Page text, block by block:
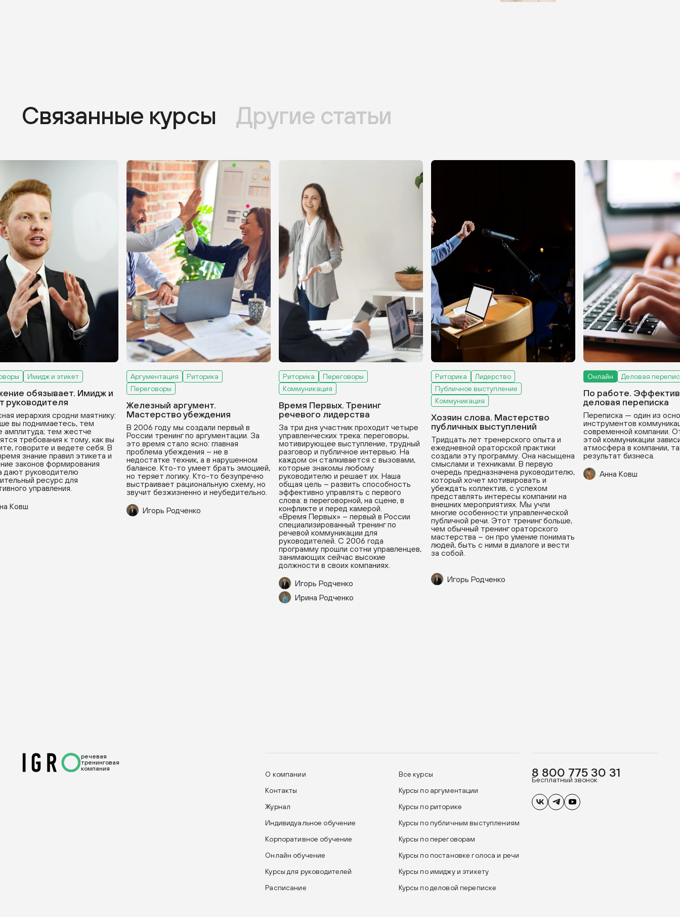
Связанные курсы Другие статьи
Имидж и этикет
обязывает. Имидж и
руководителя
иерархия сродни маятнику:
вы поднимаетесь, тем
амплитуда; тем жестче
требования к тому, как вы
говорите и ведете себя. В
знание правил этикета и
законов формирования
дают руководителю
ресурс для
управления.
Ковш
Аргументация
Риторика
Переговоры
Железный аргумент.
Мастерство убеждения
В 2006 году мы создали первый в
России тренинг по аргументации. За
это время стало ясно: главная
проблема убеждения – не в
недостатке техник, а в нарушенном
балансе. Кто-то умеет брать эмоцией,
но теряет логику. Кто-то безупречно
выстраивает рациональную схему, но
звучит безжизненно и неубедительно.
Игорь Родченко
Риторика
Переговоры
Коммуникация
Время Первых. Тренинг
речевого лидерства
За три дня участник проходит четыре
управленческих трека: переговоры,
мотивирующее выступление, трудный
разговор и публичное интервью. На
каждом он сталкивается с вызовами,
которые знакомы любому
руководителю и решает их. Наша
общая цель – развить способность
эффективно управлять с первого
слова: в переговорной, на сцене, в
конфликте и перед камерой.
«Время Первых» – первый в России
специализированный тренинг по
речевой коммуникации для
руководителей. С 2006 года
программу прошли сотни управленцев,
занимающих сейчас высокие
должности в своих компаниях.
Игорь Родченко
Ирина Родченко
Риторика
Лидерство
Публичное выступление
Коммуникация
Хозяин слова. Мастерство
публичных выступлений
Тридцать лет тренерского опыта и
ежедневной ораторской практики
создали эту программу. Она насыщена
смыслами и техниками. В первую
очередь предназначена руководителю,
который хочет мотивировать и
убеждать коллектив, с успехом
представлять интересы компании на
внешних мероприятиях. Мы учли
многие особенности управленческой
публичной речи. Этот тренинг больше,
чем обычный тренинг ораторского
мастерства – он про умение понимать
людей, быть с ними в диалоге и вести
за собой.
Игорь Родченко
Онлайн Деловая
По работе.
деловая переписка
Переписка — один из
инструментов
современной компании.
этой коммуникации
атмосфера в компании,
результат бизнеса.
Анна Ковш
речевая
тренинговая
компания
О компании
Все курсы
Контакты
Курсы по аргументации
Журнал
Курсы по риторике
Индивидуальное обучение
Курсы по публичным выступлениям
Корпоративное обучение
Курсы по переговорам
Онлайн обучение
Курсы по постановке голоса и речи
Курсы для руководителей
Курсы по имиджу и этикету
Расписание
Курсы по деловой переписке
8 800 775 30 31
Бесплатный звонок